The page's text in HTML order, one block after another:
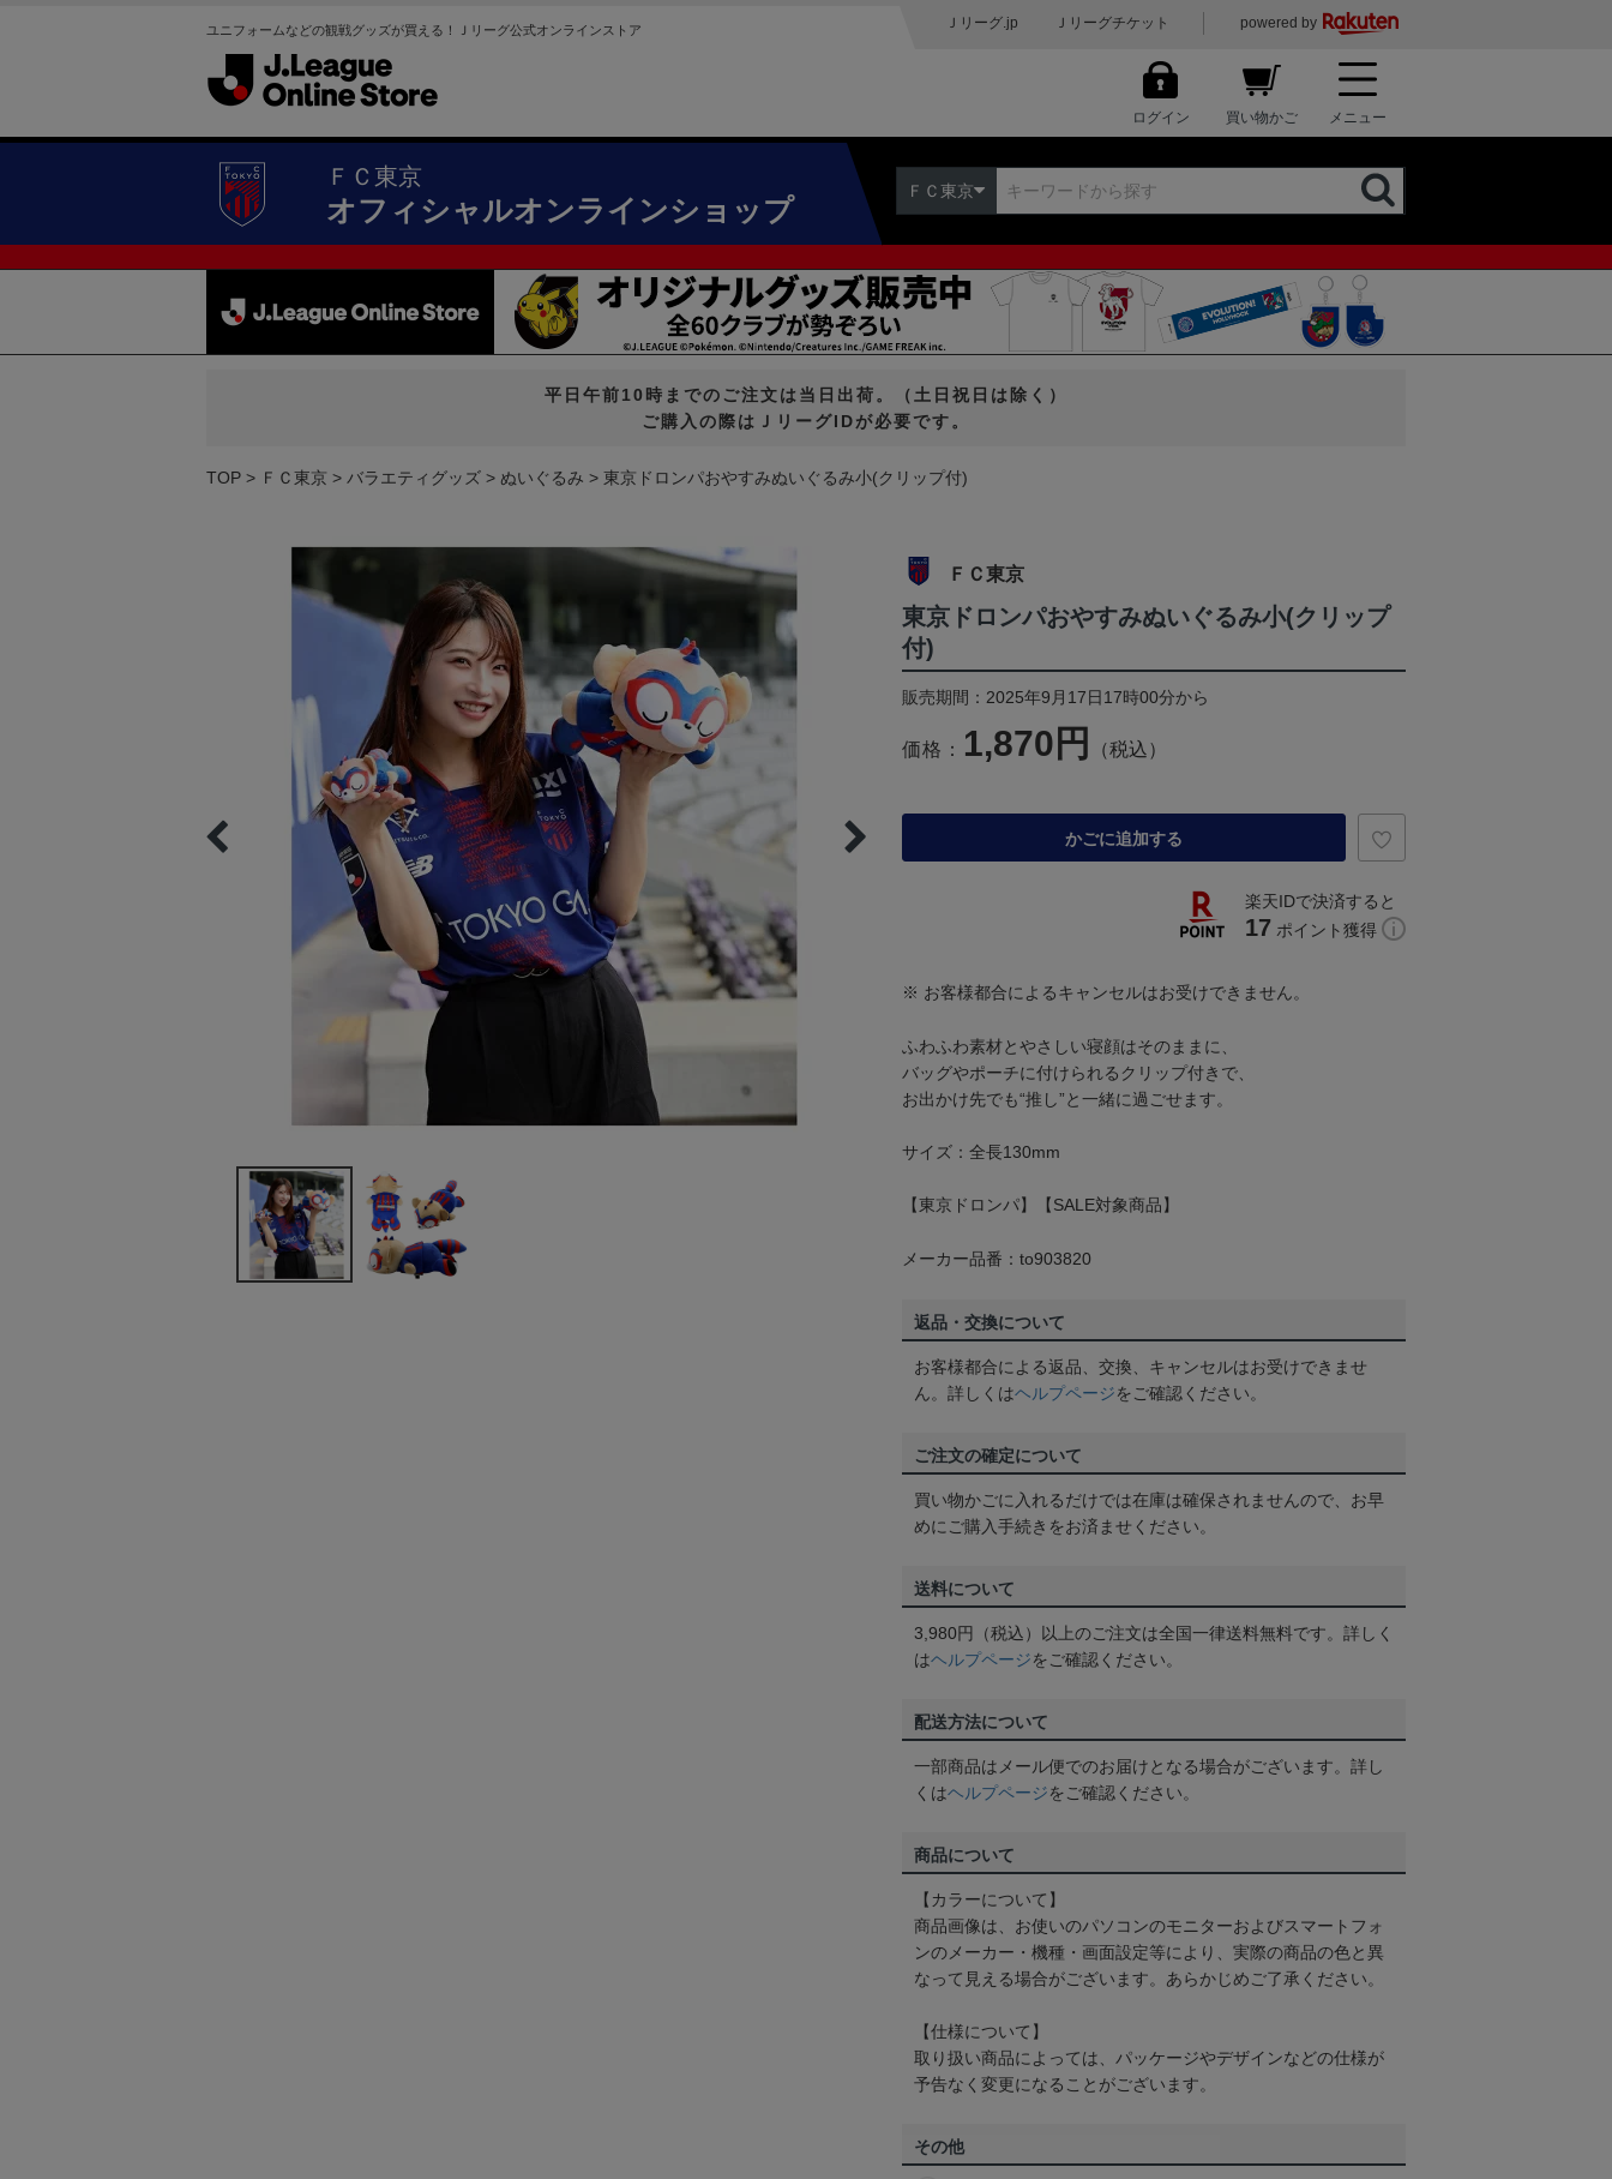
ユニフォームなどの観戦グッズが買える！Ｊリーグ公式オンラインストア Ｊリーグ.jp Ｊリーグチケット powered by
ログイン 買い物かご メニュー
ＦＣ東京
オフィシャルオンラインショップ
ＦＣ東京
平日午前10時までのご注文は当日出荷。（土日祝日は除く）
ご購入の際はＪリーグIDが必要です。
TOP ＦＣ東京 バラエティグッズ ぬいぐるみ 東京ドロンパおやすみぬいぐるみ小(クリップ付)
ＦＣ東京
東京ドロンパおやすみぬいぐるみ小(クリップ
付)
販売期間：2025年9月17日17時00分から
価格： 1,870円 （税込）
かごに追加する
楽天IDで決済すると
17 ポイント獲得
※ お客様都合によるキャンセルはお受けできません。
ふわふわ素材とやさしい寝顔はそのままに、
バッグやポーチに付けられるクリップ付きで、
お出かけ先でも“推し”と一緒に過ごせます。
サイズ：全長130mm
【東京ドロンパ】【SALE対象商品】
メーカー品番：to903820
返品・交換について
お客様都合による返品、交換、キャンセルはお受けできませ
ん。詳しくはヘルプページをご確認ください。
ご注文の確定について
買い物かごに入れるだけでは在庫は確保されませんので、お早
めにご購入手続きをお済ませください。
送料について
3,980円（税込）以上のご注文は全国一律送料無料です。詳しく
はヘルプページをご確認ください。
配送方法について
一部商品はメール便でのお届けとなる場合がございます。詳し
くはヘルプページをご確認ください。
商品について
【カラーについて】
商品画像は、お使いのパソコンのモニターおよびスマートフォ
ンのメーカー・機種・画面設定等により、実際の商品の色と異
なって見える場合がございます。あらかじめご了承ください。
【仕様について】
取り扱い商品によっては、パッケージやデザインなどの仕様が
予告なく変更になることがございます。
その他